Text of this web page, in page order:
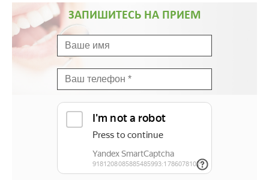
ЗАПИШИТЕСЬ НА ПРИЕМ